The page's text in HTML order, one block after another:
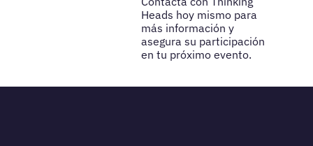
Heads hoy mismo para
más información y
asegura su participación
en tu próximo evento.